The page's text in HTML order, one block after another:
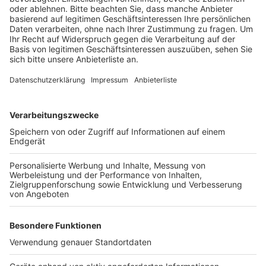
Veröffentlicht:Donnerstag, 05.01.2023 08:27
Anzeige
Außerdem sollen die Flaggen an den Rathäusern im
gesetzt werden. Benedikt, der Sechzehnte wird heute
in Rom beigesetzt. - Der emeritierte Papst war am
Silvestermorgen im Alter von 95 Jahren gestorben.
Anzeige